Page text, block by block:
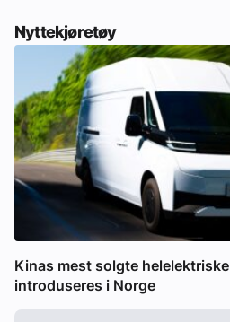
Nyttekjøretøy
Kinas mest solgte
introduseres i Norge